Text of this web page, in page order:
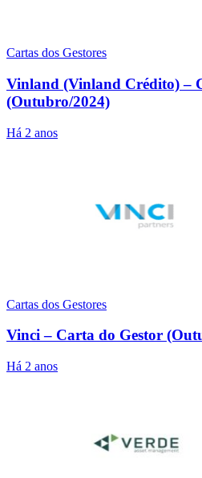
Cartas dos Gestores
Vinland (Vinland Crédito) –
(Outubro/2024)
Há 2 anos
Cartas dos Gestores
Vinci – Carta do Gestor
Há 2 anos